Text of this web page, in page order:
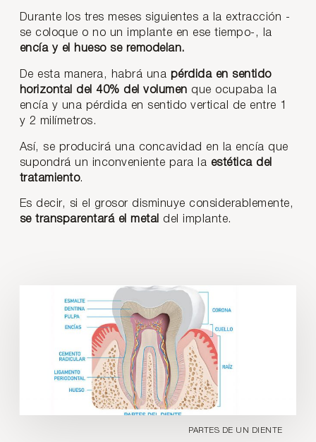
Durante los tres meses siguientes a la extracción -
se coloque o no un implante en ese tiempo-, la
encía y el hueso se remodelan.
De esta manera, habrá una pérdida en sentido
horizontal del 40% del volumen que ocupaba la
encía y una pérdida en sentido vertical de entre 1
y 2 milímetros.
Así, se producirá una concavidad en la encía que
supondrá un inconveniente para la estética del
tratamiento.
Es decir, si el grosor disminuye considerablemente,
se transparentará el metal del implante.
PARTES DE UN DIENTE